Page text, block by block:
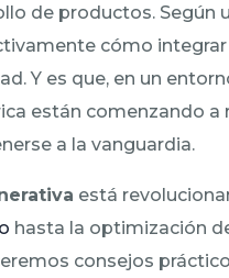
de productos. Según
cómo
Y es que, en un
están comenzando a
a la vanguardia.
está
hasta la optimización
consejos